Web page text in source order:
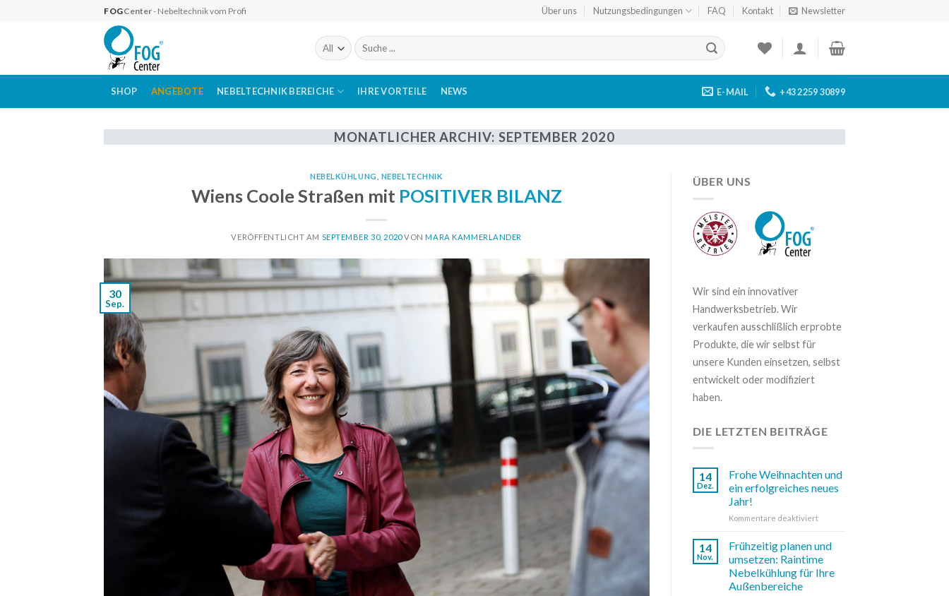
FOGCenter- Nebeltechnik vom Profi Über uns Nutzungsbedingungen FAQ Kontakt Newsletter
Suchen
nach:
SHOP ANGEBOTE NEBELTECHNIK BEREICHE IHRE VORTEILE NEWS E-MAIL +43 2259 30899
MONATLICHER ARCHIV: SEPTEMBER 2020
NEBELKÜHLUNG NEBELTECHNIK
Wiens Coole Straßen mit POSITIVER BILANZ
VERÖFFENTLICHT AM SEPTEMBER 30, 2020VONMARA KAMMERLANDER
30
Sep.
ÜBER UNS
Wir sind ein innovativer
Handwerksbetrieb. Wir
verkaufen ausschlißlich erprobte
Produkte, die wir selbst für
unsere Kunden einsetzen, selbst
entwickelt oder modifiziert
haben.
DIE LETZTEN BEITRÄGE
14
Dez.
Frohe Weihnachten und
ein erfolgreiches neues
Jahr!
Kommentare deaktiviertfür
Weihnachten
ein
erfolgreiches
14
Nov.
Frühzeitig planen und
umsetzen: Raintime
Nebelkühlung für Ihre
Außenbereiche